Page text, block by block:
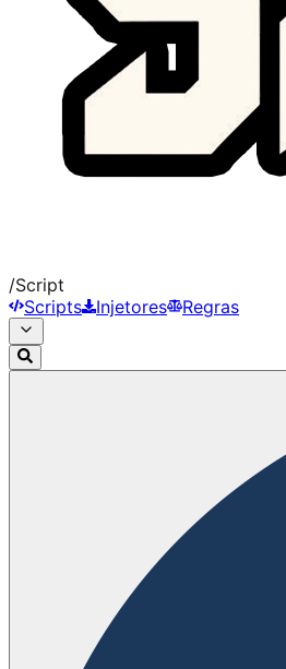
/Script
Scripts
Injetores Regras